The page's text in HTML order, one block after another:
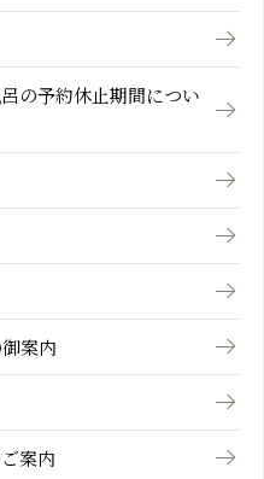
の予約休止期間につい
案内
案内